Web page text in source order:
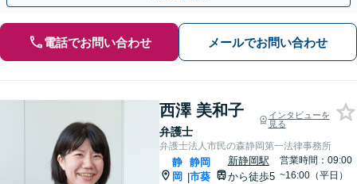
電話でお問い合わせ メールでお問い合わせ
西澤 美和子
弁護士
インタビューを
見る
弁護士法人市民の森静岡第一法律事務所
静
岡 |
静岡
市葵
新静岡駅
から徒歩5
営業時間：09:00
~16:00（平日）